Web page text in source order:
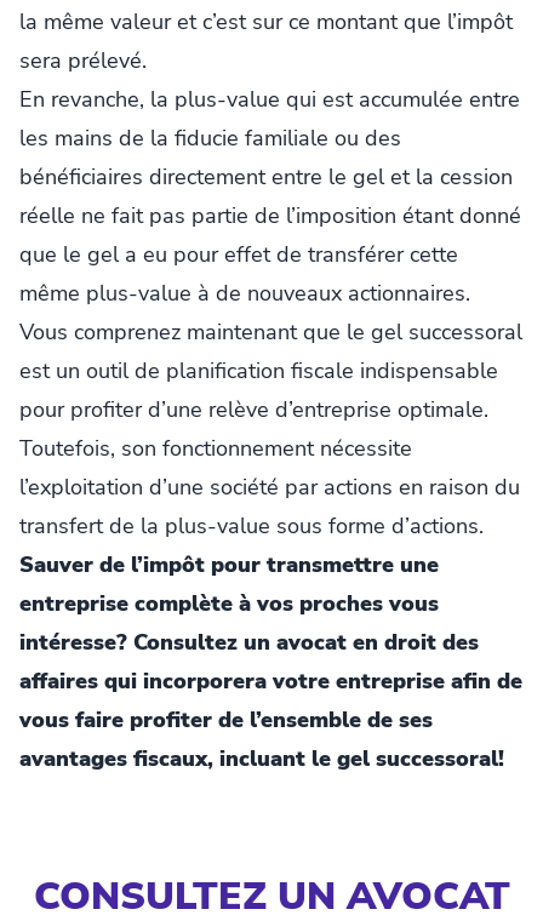
la même valeur et c’est sur ce montant que l’impôt
sera prélevé.
En revanche, la plus-value qui est accumulée entre
les mains de la fiducie familiale ou des
bénéficiaires directement entre le gel et la cession
réelle ne fait pas partie de l’imposition étant donné
que le gel a eu pour effet de transférer cette
même plus-value à de nouveaux actionnaires.
Vous comprenez maintenant que le gel successoral
est un outil de planification fiscale indispensable
pour profiter d’une relève d’entreprise optimale.
Toutefois, son fonctionnement nécessite
l’exploitation d’une société par actions en raison du
transfert de la plus-value sous forme d’actions.
Sauver de l’impôt pour transmettre une
entreprise complète à vos proches vous
intéresse? Consultez un avocat en droit des
affaires qui incorporera votre entreprise afin de
vous faire profiter de l’ensemble de ses
avantages fiscaux, incluant le gel successoral!
CONSULTEZ UN AVOCAT